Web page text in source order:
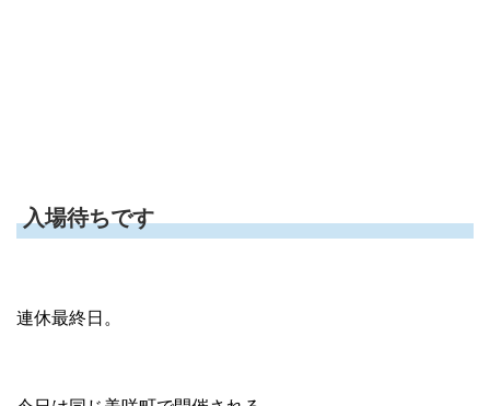
入場待ちです
連休最終日。